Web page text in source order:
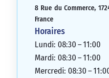
de l’agence et de
longtemps, car
bénéfique pour nous
8 Rue du Commerce,
France
Horaires
Lundi: 08:30 – 11:00
Mardi: 08:30 – 11:00
Mercredi: 08:30 –